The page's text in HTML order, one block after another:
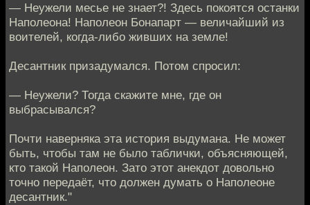
— Неужели месье не знает?! Здесь покоятся останки
Наполеона! Наполеон Бонапарт — величайший из
воителей, когда-либо живших на земле!
Десантник призадумался. Потом спросил:
— Неужели? Тогда скажите мне, где он
выбрасывался?
Почти наверняка эта история выдумана. Не может
быть, чтобы там не было таблички, объясняющей,
кто такой Наполеон. Зато этот анекдот довольно
точно передаёт, что должен думать о Наполеоне
десантник."